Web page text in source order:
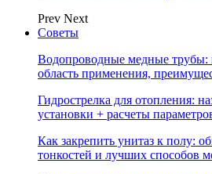
Prev Next
Советы
Водопроводные медные трубы:
область применения,
Гидрострелка для отопления:
установки + расчеты
Как закрепить унитаз к полу:
тонкостей и лучших способов